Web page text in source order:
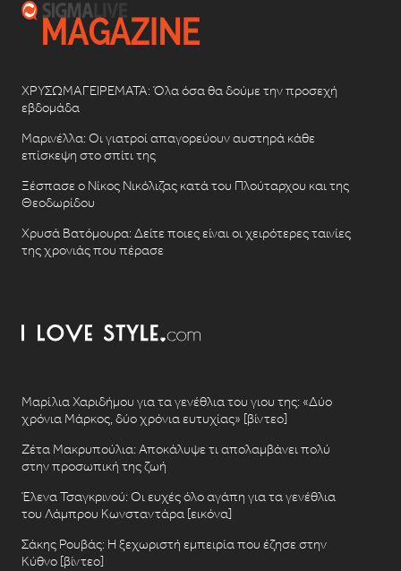
ΧΡΥΣΩΜΑΓΕΙΡΕΜΑΤΑ: Όλα όσα θα δούμε την προσεχή
εβδομάδα
Μαρινέλλα: Οι γιατροί απαγορεύουν αυστηρά κάθε
επίσκεψη στο σπίτι της
Ξέσπασε ο Νίκος Νικόλιζας κατά του Πλούταρχου και της
Θεοδωρίδου
Χρυσά Βατόμουρα: Δείτε ποιες είναι οι χειρότερες ταινίες
της χρονιάς που πέρασε
Μαρίλια Χαριδήμου για τα γενέθλια του γιου της: «Δύο
χρόνια Μάρκος, δύο χρόνια ευτυχίας» [βίντεο]
Ζέτα Μακρυπούλια: Αποκάλυψε τι απολαμβάνει πολύ
στην προσωπική της ζωή
Έλενα Τσαγκρινού: Οι ευχές όλο αγάπη για τα γενέθλια
του Λάμπρου Κωνσταντάρα [εικόνα]
Σάκης Ρουβάς: Η ξεχωριστή εμπειρία που έζησε στην
Κύθνο [βίντεο]